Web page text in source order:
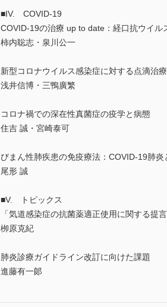
■IV. COVID-19
COVID-19の治療 up to date：経口抗ウイル
柿内聡志・泉川公一
新型コロナウイルス感染症に対する点滴治
浅井信博・三鴨廣繁
コロナ禍での深在性真菌症の疫学と病態
住吉 誠・宮崎泰可
びまん性肺疾患の免疫療法：COVID-19肺炎
尾形 誠
■V. トピックス
「気道感染症の抗菌薬適正使用に関する提
栁原克紀
肺炎診療ガイドライン改訂に向けた課題
進藤有一郞